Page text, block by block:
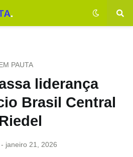
PAUTA
liderança
Brasil Central
- janeiro 21, 2026